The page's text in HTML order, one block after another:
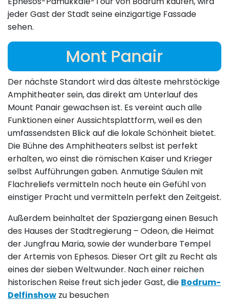
jeder Gast der Stadt seine einzigartige Fassade
sehen.
Mont Panair
Der nächste Standort wird das älteste mehrstöckige
Amphitheater sein, das direkt am Unterlauf des
Mount Panair gewachsen ist. Es vereint auch alle
Funktionen einer Aussichtsplattform, weil es den
umfassendsten Blick auf die lokale Schönheit bietet.
Die Bühne des Amphitheaters selbst ist perfekt
erhalten, wo einst die römischen Kaiser und Krieger
selbst Aufführungen gaben. Anmutige Säulen mit
Flachreliefs vermitteln noch heute ein Gefühl von
einstiger Pracht und vermitteln perfekt den Zeitgeist.
Außerdem beinhaltet der Spaziergang einen Besuch
des Hauses der Stadtregierung – Odeon, die Heimat
der Jungfrau Maria, sowie der wunderbare Tempel
der Artemis von Ephesos. Dieser Ort gilt zu Recht als
eines der sieben Weltwunder. Nach einer reichen
historischen Reise freut sich jeder Gast, die Bodrum-
Delfinshow zu besuchen